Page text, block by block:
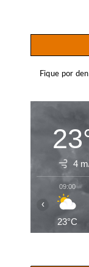
Fique por
4
09:00
23°C
‹